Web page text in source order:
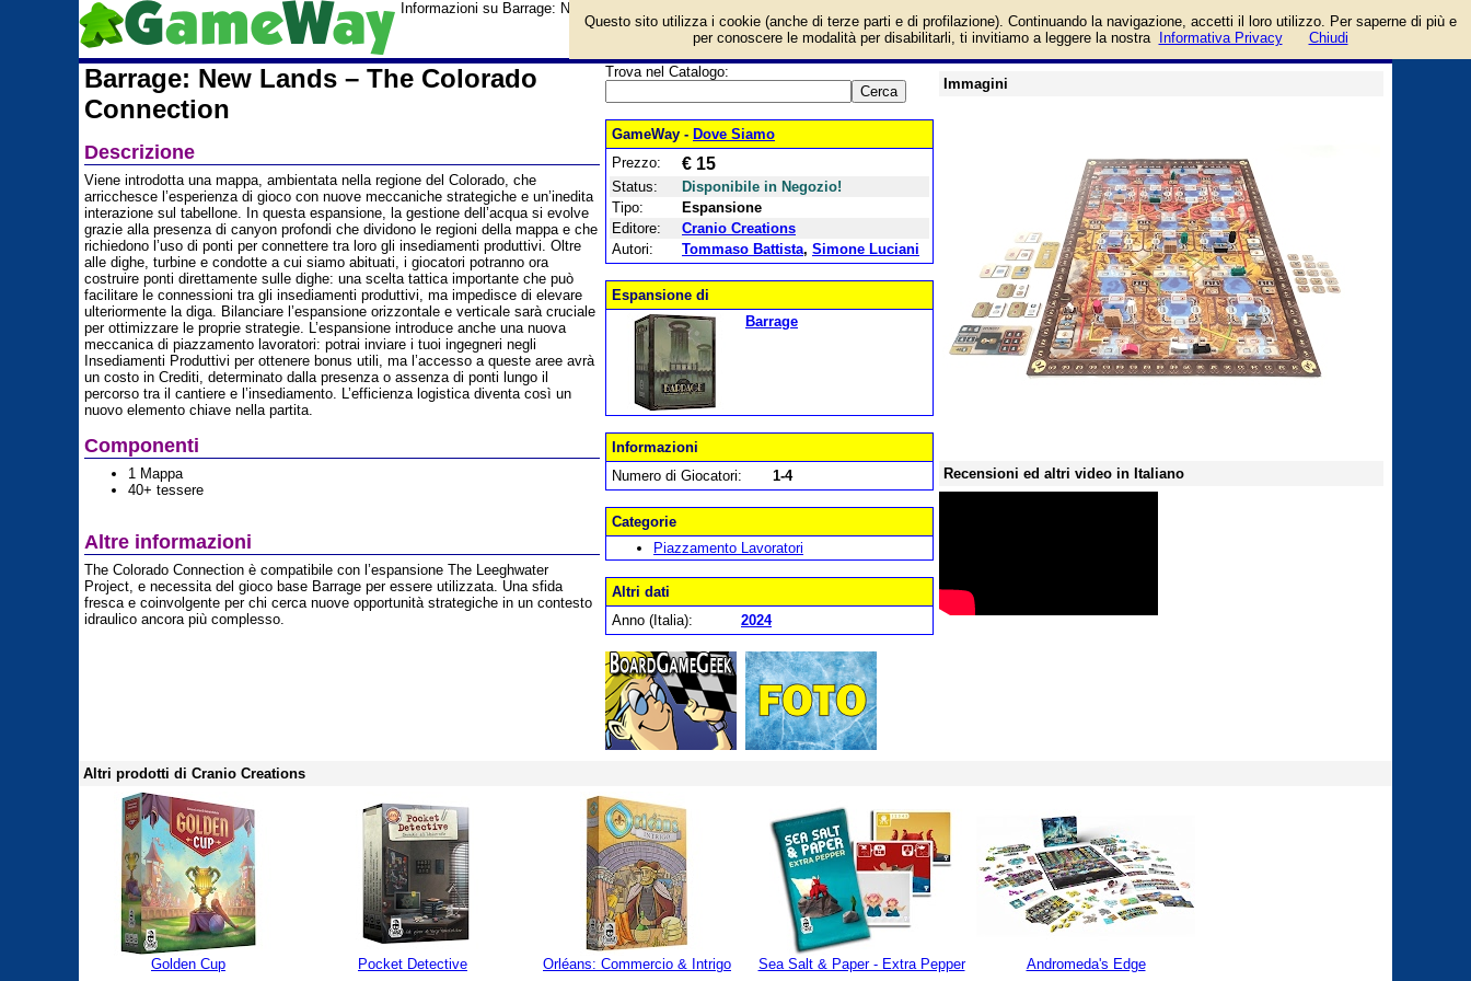
guida
Informazioni su Barrage: New Lands – The Colorado Connection e prezzo di vendita. Prodotto da Cranio Creations
Barrage: New Lands – The Colorado
Connection
Descrizione
Viene introdotta una mappa, ambientata nella regione del Colorado, che
arricchesce l’esperienza di gioco con nuove meccaniche strategiche e un’inedita
interazione sul tabellone. In questa espansione, la gestione dell’acqua si evolve
grazie alla presenza di canyon profondi che dividono le regioni della mappa e che
richiedono l’uso di ponti per connettere tra loro gli insediamenti produttivi. Oltre
alle dighe, turbine e condotte a cui siamo abituati, i giocatori potranno ora
costruire ponti direttamente sulle dighe: una scelta tattica importante che può
facilitare le connessioni tra gli insediamenti produttivi, ma impedisce di elevare
ulteriormente la diga. Bilanciare l’espansione orizzontale e verticale sarà cruciale
per ottimizzare le proprie strategie. L’espansione introduce anche una nuova
meccanica di piazzamento lavoratori: potrai inviare i tuoi ingegneri negli
Insediamenti Produttivi per ottenere bonus utili, ma l’accesso a queste aree avrà
un costo in Crediti, determinato dalla presenza o assenza di ponti lungo il
percorso tra il cantiere e l’insediamento. L’efficienza logistica diventa così un
nuovo elemento chiave nella partita.
Componenti
1 Mappa
40+ tessere
Altre informazioni
The Colorado Connection è compatibile con l’espansione The Leeghwater
Project, e necessita del gioco base Barrage per essere utilizzata. Una sfida
fresca e coinvolgente per chi cerca nuove opportunità strategiche in un contesto
idraulico ancora più complesso.
Trova nel Catalogo:
GameWay - Dove Siamo
Prezzo:
€ 15
Status:
Disponibile in Negozio!
Tipo:
Espansione
Editore:
Cranio Creations
Autori:
Tommaso Battista, Simone Luciani
Espansione di
Barrage
Informazioni
Numero di Giocatori:
1-4
Categorie
Piazzamento Lavoratori
Altri dati
Anno (Italia):
2024
Immagini
Recensioni ed altri video in Italiano
Altri prodotti di Cranio Creations
Golden Cup Pocket Detective Orléans: Commercio & Intrigo Sea Salt & Paper - Extra Pepper Andromeda's Edge
Questo sito utilizza i cookie (anche di terze parti e di profilazione). Continuando la navigazione, accetti il loro utilizzo. Per saperne di più e
per conoscere le modalità per disabilitarli, ti invitiamo a leggere la nostra
Informativa Privacy Chiudi